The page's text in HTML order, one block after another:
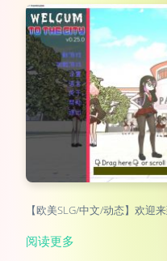
【欧美SLG/中文/动态】欢迎
阅读更多